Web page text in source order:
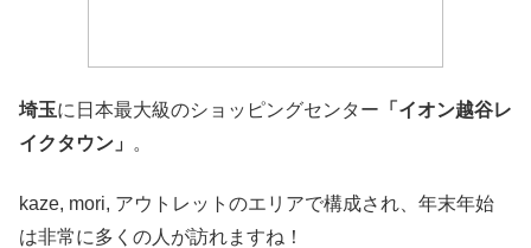
埼玉に日本最大級のショッピングセンター 「イオン越谷レ
イクタウン」
。
kaze, mori, アウトレットのエリアで構成され、 年末年始
は非常に多くの人が訪れますね！